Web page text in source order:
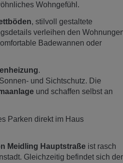
Wohngefühl.
, stilvoll gestaltete
verleihen den
Badewannen oder
.
und Sichtschutz. Die
und schaffen selbst an
Parken direkt im Haus
Meidling Hauptstraße ist rasch
Gleichzeitig befindet sich der